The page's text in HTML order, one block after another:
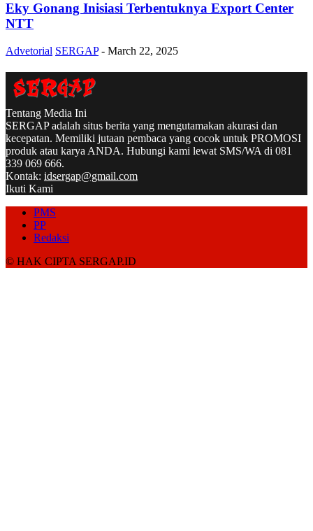
Eky Gonang Inisiasi Terbentuknya Export Center
NTT
Advetorial SERGAP - March 22, 2025
Tentang Media Ini
SERGAP adalah situs berita yang mengutamakan akurasi dan
kecepatan. Memiliki jutaan pembaca yang cocok untuk PROMOSI
produk atau karya ANDA. Hubungi kami lewat SMS/WA di 081
339 069 666.
Kontak: idsergap@gmail.com
Ikuti Kami
PMS
PP
Redaksi
© HAK CIPTA SERGAP.ID